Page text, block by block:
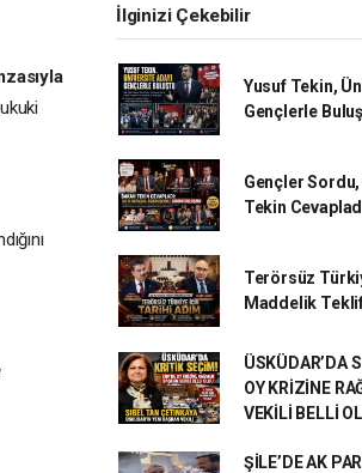
İlginizi Çekebilir
Yusuf Tekin,
Gençlerle
Gençler
Tekin
Terörsüz
Maddelik
ÜSKÜDAR’DA
OY KRİZİNE
VEKİLİ BELLİ
ŞİLE’DE AK